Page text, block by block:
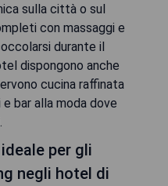
sulla città o sul
con massaggi e
durante il
dispongono anche
cucina raffinata
bar alla moda dove
per gli
negli hotel di